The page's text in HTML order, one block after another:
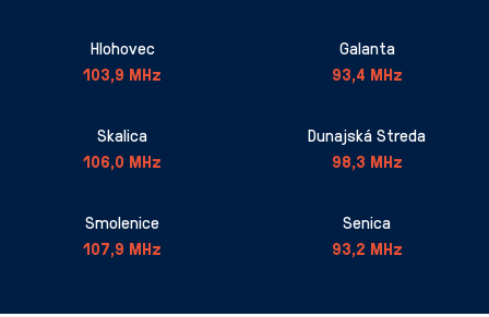
Hlohovec
103,9 MHz
Galanta
93,4 MHz
Skalica
106,0 MHz
Dunajská Streda
98,3 MHz
Smolenice
107,9 MHz
Senica
93,2 MHz